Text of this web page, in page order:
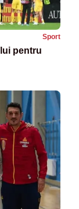
Sport
pentru